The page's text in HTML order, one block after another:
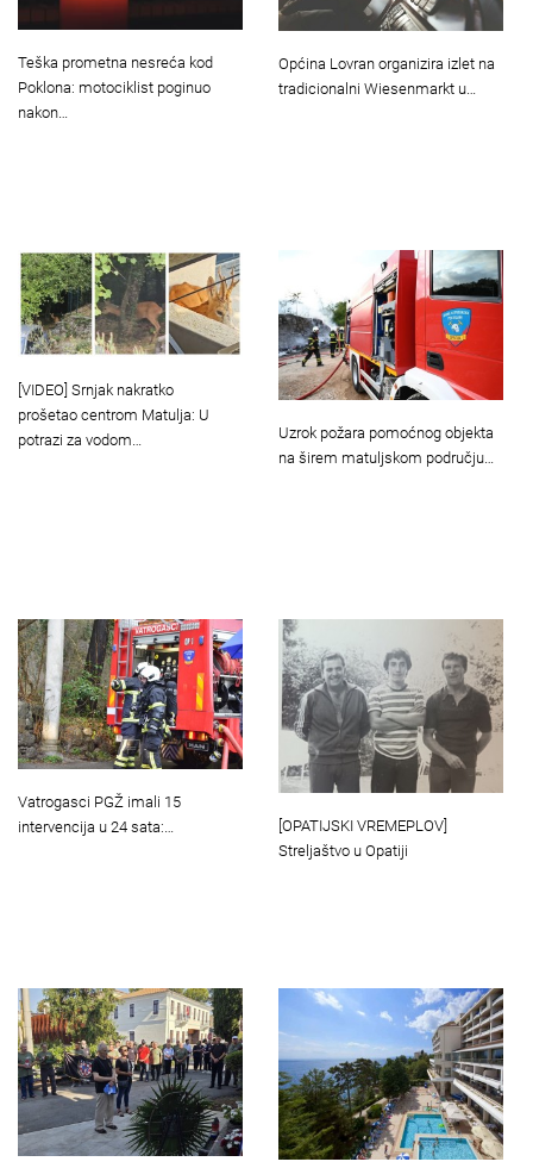
Teška prometna nesreća kod
Poklona: motociklist poginuo
nakon…
Općina Lovran organizira izlet na
tradicionalni Wiesenmarkt u…
[VIDEO] Srnjak nakratko
prošetao centrom Matulja: U
potrazi za vodom…
Uzrok požara pomoćnog objekta
na širem matuljskom području…
Vatrogasci PGŽ imali 15
intervencija u 24 sata:…
[OPATIJSKI VREMEPLOV]
Streljaštvo u Opatiji